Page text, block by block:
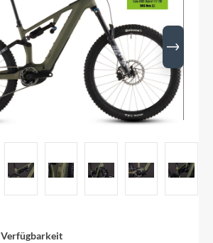
Verfügbarkeit